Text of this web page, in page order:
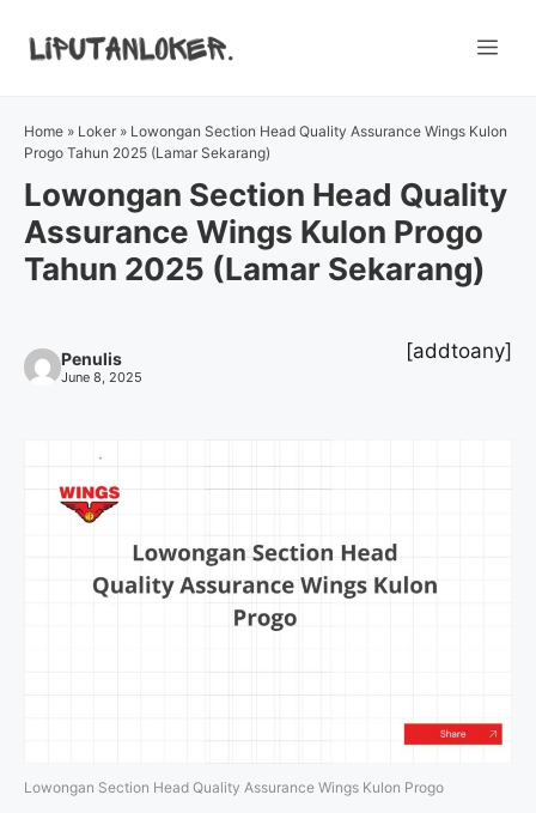
Home » Loker » Lowongan Section Head Quality Assurance Wings Kulon
Progo Tahun 2025 (Lamar Sekarang)
Lowongan Section Head Quality
Assurance Wings Kulon Progo
Tahun 2025 (Lamar Sekarang)
Penulis
June 8, 2025
[addtoany]
Lowongan Section Head Quality Assurance Wings Kulon Progo